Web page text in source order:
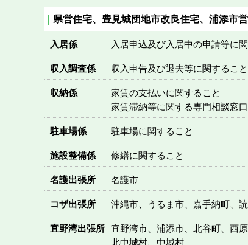
県営住宅、豊見城団地市改良住宅、浦添市
入居係 入居申込及び入居中の申請等に
収入調査係 収入申告及び退去等に関すること
収納係
家賃の支払いに関すること
家賃滞納等に関する専門相談窓口
駐車場係 駐車場に関すること
施設整備係 修繕に関すること
名護出張所 名護市
コザ出張所 沖縄市、うるま市、嘉手納町、
宜野湾出張所
宜野湾市、浦添市、北谷町、西原
北中城村、中城村